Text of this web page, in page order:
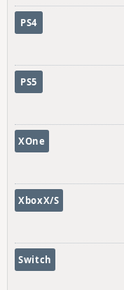
PS4
PS5
XOne
XboxX/S
Switch